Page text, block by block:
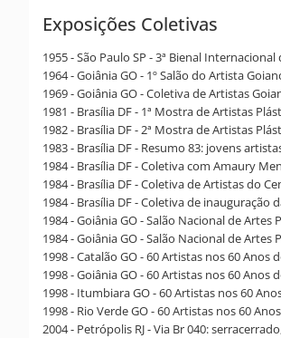
Exposições Coletivas
1955 - São Paulo SP - 3ª Bienal
1964 - Goiânia GO - 1º Salão do Artista
1969 - Goiânia GO - Coletiva de Artistas
1981 - Brasília DF - 1ª Mostra de Artistas
1982 - Brasília DF - 2ª Mostra de Artistas
1983 - Brasília DF - Resumo 83: jovens
1984 - Brasília DF - Coletiva com Amaury
1984 - Brasília DF - Coletiva de Artistas do
1984 - Brasília DF - Coletiva de inauguração
1984 - Goiânia GO - Salão Nacional de
1984 - Goiânia GO - Salão Nacional de
1998 - Catalão GO - 60 Artistas nos 60
1998 - Goiânia GO - 60 Artistas nos 60 Anos
1998 - Itumbiara GO - 60 Artistas nos 60
1998 - Rio Verde GO - 60 Artistas nos 60
2004 - Petrópolis RJ - Via Br 040: